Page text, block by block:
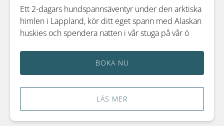
Ett 2-dagars hundspannsäventyr under den arktiska
himlen i Lappland, kör ditt eget spann med Alaskan
huskies och spendera natten i vår stuga på vår ö
BOKA NU
LÄS MER